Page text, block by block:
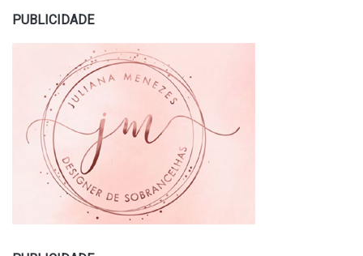
PUBLICIDADE